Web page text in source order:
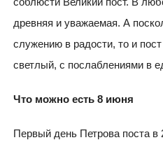
древняя и уважаемая. А
служению в радости, то и
светлый, с послаблениями в
Что можно есть 8 июня
Первый день Петрова поста в